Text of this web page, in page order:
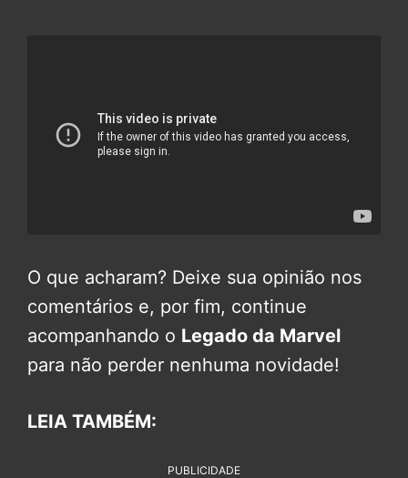
O que acharam? Deixe sua opinião nos
comentários e, por fim, continue
acompanhando o Legado da Marvel
para não perder nenhuma novidade!
LEIA TAMBÉM:
PUBLICIDADE